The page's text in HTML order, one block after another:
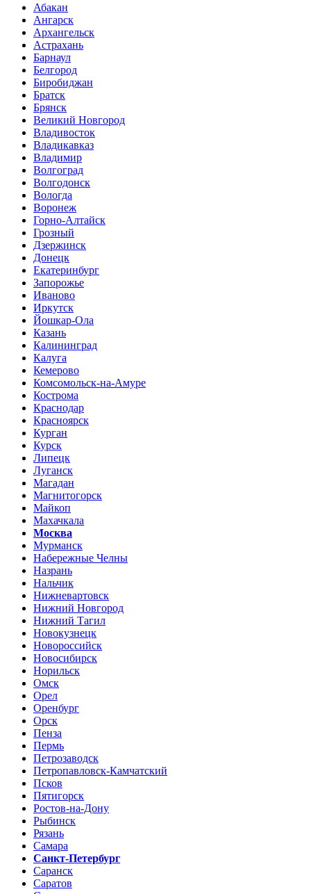
Абакан
Ангарск
Архангельск
Астрахань
Барнаул
Белгород
Биробиджан
Братск
Брянск
Великий Новгород
Владивосток
Владикавказ
Владимир
Волгоград
Волгодонск
Вологда
Воронеж
Горно-Алтайск
Грозный
Дзержинск
Донецк
Екатеринбург
Запорожье
Иваново
Иркутск
Йошкар-Ола
Казань
Калининград
Калуга
Кемерово
Комсомольск-на-Амуре
Кострома
Краснодар
Красноярск
Курган
Курск
Липецк
Луганск
Магадан
Магнитогорск
Майкоп
Махачкала
Москва
Мурманск
Набережные Челны
Назрань
Нальчик
Нижневартовск
Нижний Новгород
Нижний Тагил
Новокузнецк
Новороссийск
Новосибирск
Норильск
Омск
Орел
Оренбург
Орск
Пенза
Пермь
Петрозаводск
Петропавловск-Камчатский
Псков
Пятигорск
Ростов-на-Дону
Рыбинск
Рязань
Самара
Санкт-Петербург
Саранск
Саратов